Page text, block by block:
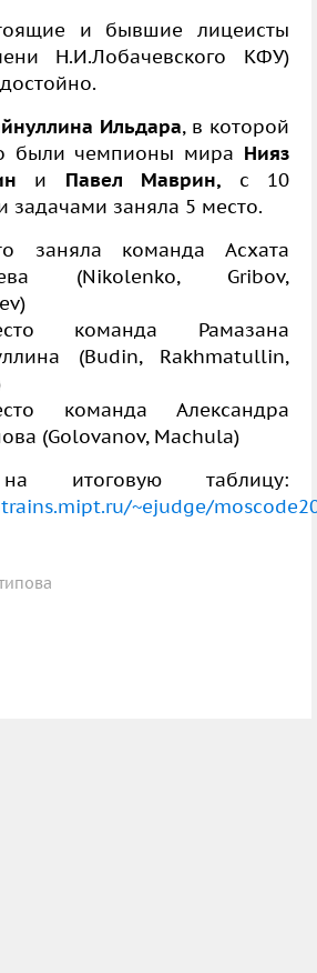
и бывшие лицеисты
Н.И.Лобачевского КФУ)
Ильдара, в которой
были чемпионы мира Нияз
и Павел Маврин, с 10
заняла 5 место.
заняла команда Асхата
(Nikolenko, Gribov,
команда Рамазана
(Budin, Rakhmatullin,
команда Александра
(Golovanov, Machula)
итоговую таблицу:
~ejudge/